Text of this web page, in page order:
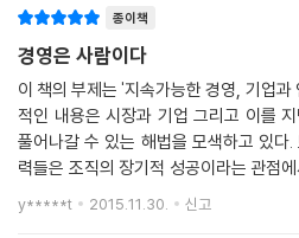
과학계, 기업경영 전반 여러 분야에서도
쪽 내용)
생존문제와 치열한 경쟁 속에 높여 있는
집계에 몰두하다 보면 근본정신을 잃게
보면 존재 이유 또한 잊어버리기 십상이
치보다 근본 존재 이유를 잘 기억하면 할
이윤의 특성, 이 같은 역설적 상황에 대해
“이윤의 역설(paradox of profit)이란 말
“잦은 해외출장과 격무에도 이병남 사장
을 걷는다. 그가 유독 숲 구간을 좋아하는
알게 되었다. 시장이라면 약육강식의 논
던 내게 이 책은 시장이 유연하고 지속가
게 해주었다. 이론과 현장을 겸비한 그의
에게는 깊이를, 일반인들에게는 시장에
서명숙 _제주올레 이사장
종이책
경영은 사람이다
이 책의 부제는 '지속가능한 경영, 기업과
적인 내용은 시장과 기업 그리고 이를
풀어나갈 수 있는 해법을 모색하고 있다
력들은 조직의 장기적 성공이라는 관점
이 부족하다. 어떻게 하면 이런 부하직
할 수 있을까?
y*****t 2015.11.30. 신고